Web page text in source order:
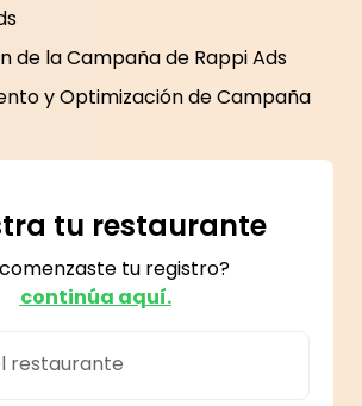
de la Campaña de Rappi Ads
y Optimización de Campaña
tu restaurante
tu registro?
continúa aquí.
restaurante